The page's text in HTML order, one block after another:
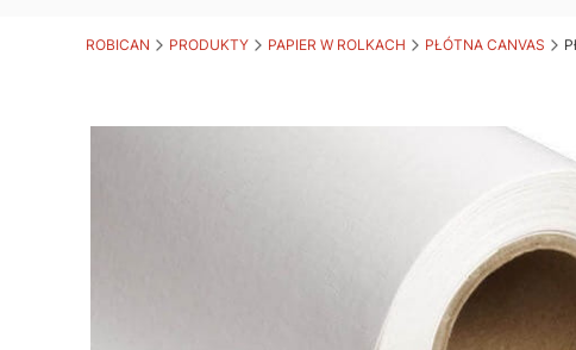
ROBICAN PRODUKTY PAPIER W ROLKACH PŁÓTNA CANVAS